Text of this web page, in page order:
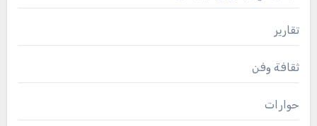
تقارير
ثقافة وفن
حوارات